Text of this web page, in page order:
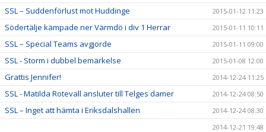
SSL – Suddenförlust mot Huddinge 2015-01-12 11:23
Södertälje kämpade ner Värmdö i div 1 Herrar 2015-01-11 10:11
SSL – Special Teams avgjorde 2015-01-11 09:00
SSL - Storm i dubbel bemärkelse 2015-01-08 12:00
Grattis Jennifer! 2014-12-24 11:25
SSL - Matilda Rotevall ansluter till Telges damer 2014-12-24 08:50
SSL – Inget att hämta i Eriksdalshallen
2014-12-24 08:30
2014-12-21 19:48